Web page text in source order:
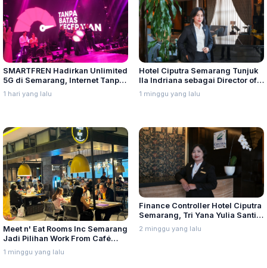
SMARTFREN Hadirkan Unlimited
5G di Semarang, Internet Tanpa
Batas Kecepatan
1 hari yang lalu
Hotel Ciputra Semarang Tunjuk
Ila Indriana sebagai Director of
Sales & Marketing
1 minggu yang lalu
Meet n' Eat Rooms Inc Semarang
Jadi Pilihan Work From Café
dengan Menu Baru yang Variatif
1 minggu yang lalu
Finance Controller Hotel Ciputra
Semarang, Tri Yana Yulia Santi:
Kepemimpinan Berawal dari
Integritas dan Proses
2 minggu yang lalu